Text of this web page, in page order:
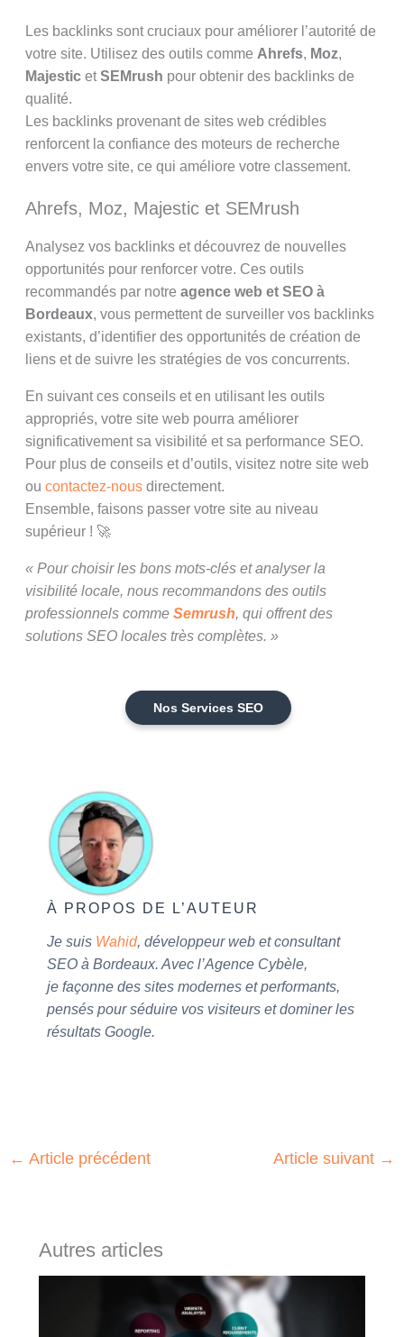
Les backlinks sont cruciaux pour améliorer l’autorité de
votre site. Utilisez des outils comme Ahrefs, Moz,
MajesticetSEMrush pour obtenir des backlinks de
qualité.
Les backlinks provenant de sites web crédibles
renforcent la confiance des moteurs de recherche
envers votre site, ce qui améliore votre classement.
Ahrefs, Moz, Majestic et SEMrush
Analysez vos backlinks et découvrez de nouvelles
opportunités pour renforcer votre. Ces outils
recommandés par notre agence web et SEO à
Bordeaux, vous permettent de surveiller vos backlinks
existants, d’identifier des opportunités de création de
liens et de suivre les stratégies de vos concurrents.
En suivant ces conseils et en utilisant les outils
appropriés, votre site web pourra améliorer
significativement sa visibilité et sa performance SEO.
Pour plus de conseils et d’outils, visitez notre site web
ou contactez-nousdirectement.
Ensemble, faisons passer votre site au niveau
supérieur ! 🚀
« Pour choisir les bons mots-clés et analyser la
visibilité locale, nous recommandons des outils
professionnels comme Semrush, qui offrent des
solutions SEO locales très complètes. »
Nos Services SEO
À PROPOS DE L’AUTEUR
Je suis Wahid, développeur web et consultant
SEO à Bordeaux. Avec l’Agence Cybèle,
je façonne des sites modernes et performants,
pensés pour séduire vos visiteurs et dominer les
résultats Google.
← Article précédent Article suivant →
Autres articles